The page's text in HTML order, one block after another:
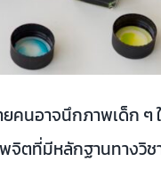
คนอาจนึกภาพเด็ก
จิตที่มีหลักฐานทางวิ